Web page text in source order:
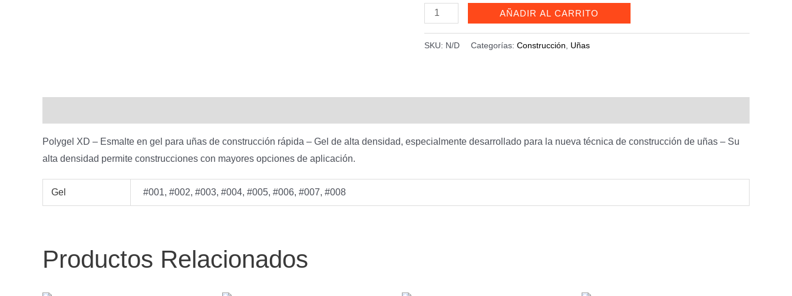
Polygel
-
AÑADIR AL CARRITO
SKU: N/D Categorías: Construcción Uñas
Polygel XD – Esmalte en gel para uñas de construcción rápida – Gel de alta densidad, especialmente desarrollado para la nueva técnica de construcción de uñas – Su
alta densidad permite construcciones con mayores opciones de aplicación.
Gel #001, #002, #003, #004, #005, #006, #007, #008
Productos Relacionados